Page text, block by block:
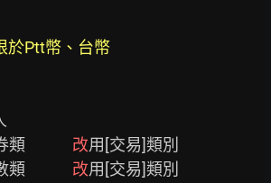
於Ptt幣、台幣
券類 改用[交易]類別
數類 改用[交易]類別